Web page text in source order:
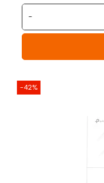
-
-42%